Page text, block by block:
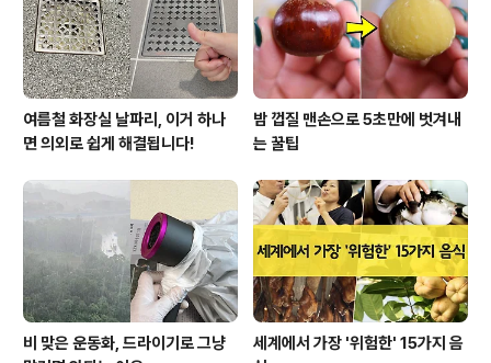
여름철 화장실 날파리, 이거 하나
면 의외로 쉽게 해결됩니다!
밤 껍질 맨손으로 5초만에 벗겨내
는 꿀팁
비 맞은 운동화, 드라이기로 그냥
세계에서 가장 '위험한' 15가지 음